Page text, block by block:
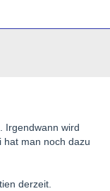
Irgendwann wird
hat man noch dazu
derzeit.